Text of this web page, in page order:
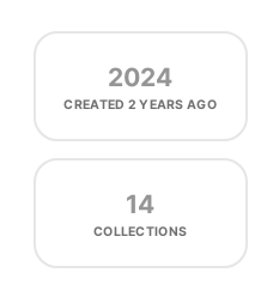
2024
CREATED 2 YEARS AGO
14
COLLECTIONS